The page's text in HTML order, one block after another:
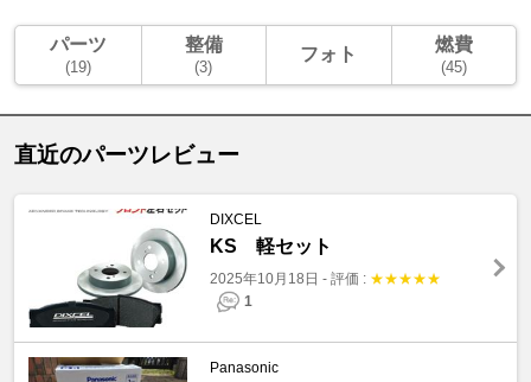
パーツ
(19)
整備
(3)
フォト 燃費
(45)
直近のパーツレビュー
DIXCEL
KS 軽セット
2025年10月18日 - 評価 : ★★★★★
1
Panasonic